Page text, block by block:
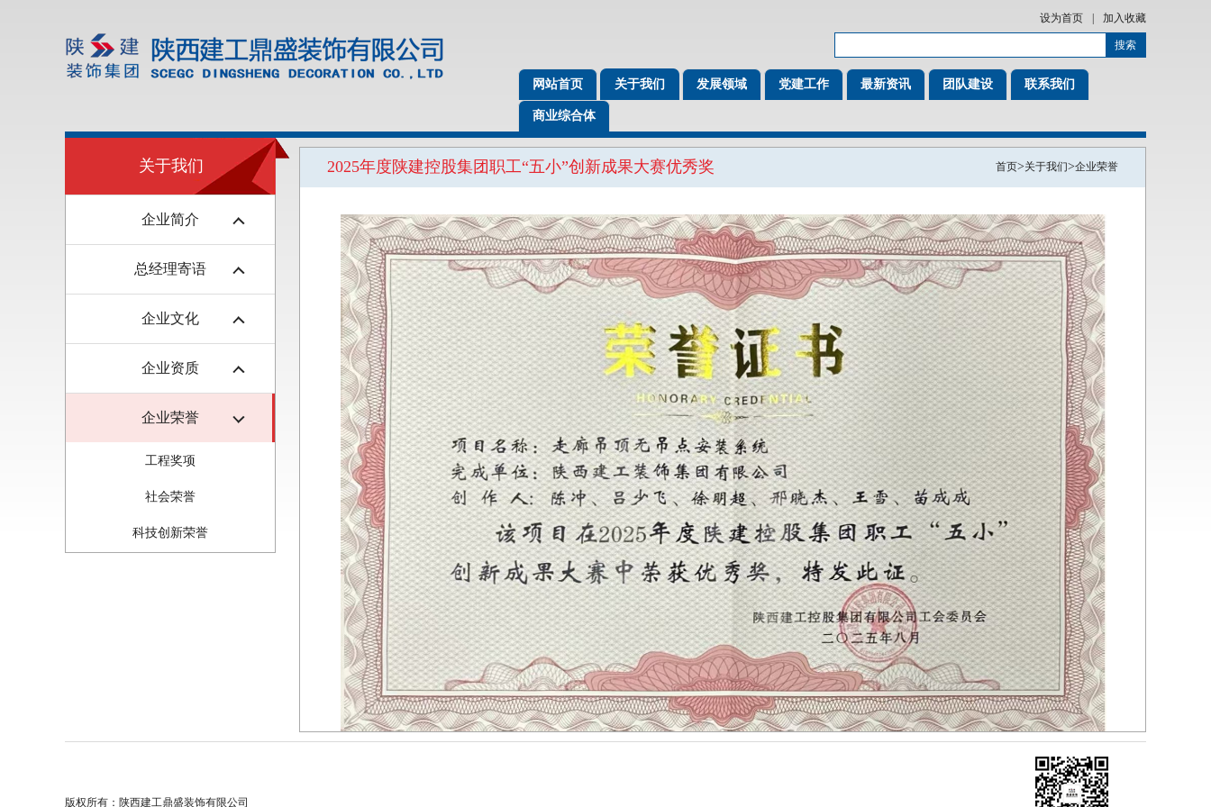
设为首页 加入收藏
网站首页 关于我们 发展领域 党建工作 最新资讯 团队建设 联系我们
商业综合体
关于我们
企业简介
总经理寄语
企业文化
企业资质
企业荣誉
工程奖项
社会荣誉
科技创新荣誉
2025年度陕建控股集团职工“五小”创新成果大赛优秀奖 首页>关于我们>企业荣誉
版权所有：陕西建工鼎盛装饰有限公司